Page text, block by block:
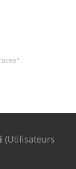
(Utilisateurs